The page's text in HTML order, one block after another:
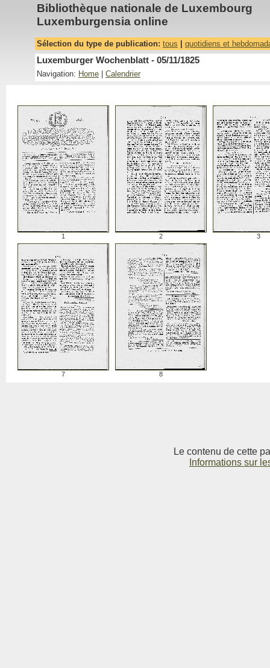
Bibliothèque nationale de Luxembourg
Luxemburgensia online
Sélection du type de publication: tous quotidiens et
Luxemburger Wochenblatt - 05/11/1825
Navigation: Home Calendrier
1 2 3
7 8
Le contenu de cette
Informations sur